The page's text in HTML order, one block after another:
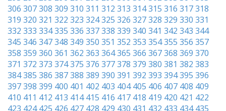
306 307308 309 310 311 312 313 314315 316 317318
319 320 321 322 323 324325 326 327328 329 330 331
332 333 334335 336 337338 339 340 341 342 343 344
345 346 347348 349 350 351 352 353 354355 356 357
358 359 360 361 362 363 364365 366 367368 369 370
371 372 373 374375 376 377378 379 380 381 382 383
384385 386 387388 389 390 391 392 393 394395 396
397398 399 400 401 402 403 404 405 406 407 408 409
410 411 412 413 414 415 416 417 418 419 420 421 422
423 424 425 426 427 428 429 430 431 432 433 434 435